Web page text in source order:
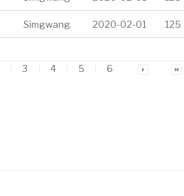
Simgwang 2020-02-01 125
3 4 5 6